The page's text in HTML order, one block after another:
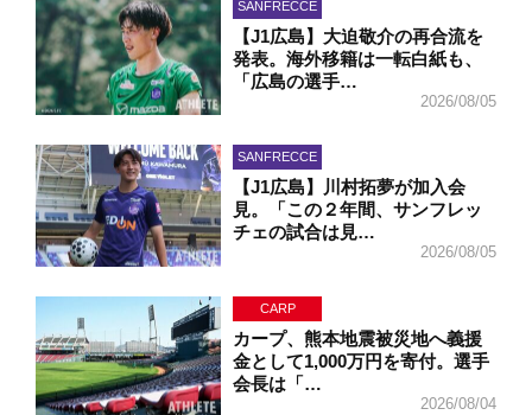
SANFRECCE
【J1広島】大迫敬介の再合流を
発表。海外移籍は一転白紙も、
「広島の選手…
2026/08/05
SANFRECCE
【J1広島】川村拓夢が加入会
見。「この２年間、サンフレッ
チェの試合は見…
2026/08/05
CARP
カープ、熊本地震被災地へ義援
金として1,000万円を寄付。選手
会長は「…
2026/08/04